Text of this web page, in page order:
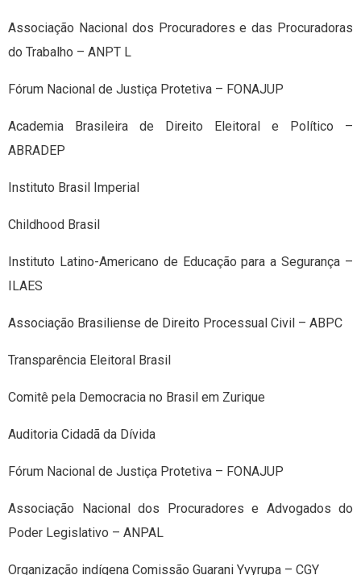
Associação Nacional dos Procuradores e das Procuradoras
do Trabalho – ANPT L
Fórum Nacional de Justiça Protetiva – FONAJUP
Academia Brasileira de Direito Eleitoral e Político –
ABRADEP
Instituto Brasil Imperial
Childhood Brasil
Instituto Latino-Americano de Educação para a Segurança –
ILAES
Associação Brasiliense de Direito Processual Civil – ABPC
Transparência Eleitoral Brasil
Comitê pela Democracia no Brasil em Zurique
Auditoria Cidadã da Dívida
Fórum Nacional de Justiça Protetiva – FONAJUP
Associação Nacional dos Procuradores e Advogados do
Poder Legislativo – ANPAL
Organização indígena Comissão Guarani Yvyrupa – CGY